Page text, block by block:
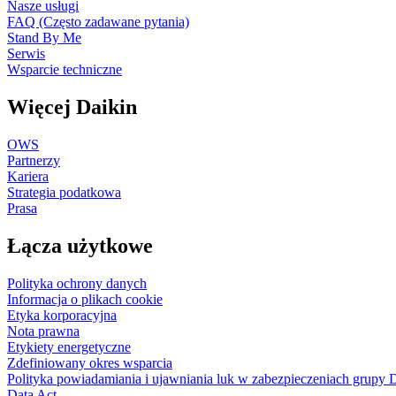
Nasze usługi
FAQ (Często zadawane pytania)
Stand By Me
Serwis
Wsparcie techniczne
Więcej Daikin
OWS
Partnerzy
Kariera
Strategia podatkowa
Prasa
Łącza użytkowe
Polityka ochrony danych
Informacja o plikach cookie
Etyka korporacyjna
Nota prawna
Etykiety energetyczne
Zdefiniowany okres wsparcia
Polityka powiadamiania i ujawniania luk w zabezpieczeniach grupy